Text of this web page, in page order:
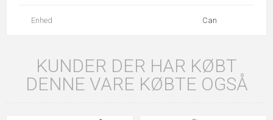
Enhed Can
KUNDER DER HAR KØBT
DENNE VARE KØBTE OGSÅ